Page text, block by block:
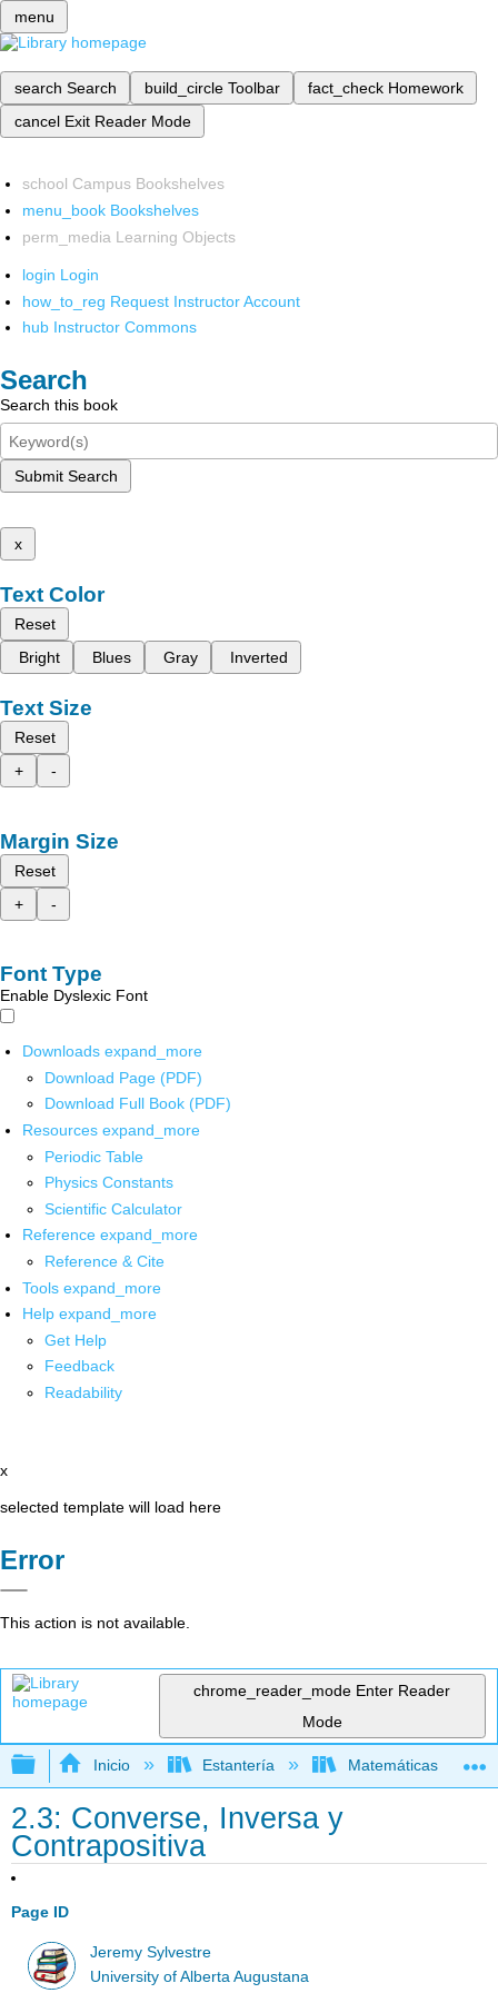
menu
search Search build_circle Toolbar fact_check Homework
cancel Exit Reader Mode
school Campus Bookshelves
menu_book Bookshelves
perm_media Learning Objects
login Login
how_to_reg Request Instructor Account
hub Instructor Commons
Search
Search this book
Submit Search
x
Text Color
Reset
Bright
Blues Gray Inverted
Text Size
Reset
+
-
Margin Size
Reset
+
-
Font Type
Enable Dyslexic Font
Downloads expand_more
Download Page (PDF)
Download Full Book (PDF)
Resources expand_more
Periodic Table
Physics Constants
Scientific Calculator
Reference expand_more
Reference & Cite
Tools expand_more
Help expand_more
Get Help
Feedback
Readability
x
selected template will load here
Error
This action is not available.
chrome_reader_mode Enter Reader
Mode
Expandir/contraer jerarquía global
Inicio Estantería Matemáticas
2.3: Converse, Inversa y
Contrapositiva
Page ID
Jeremy Sylvestre
University of Alberta Augustana